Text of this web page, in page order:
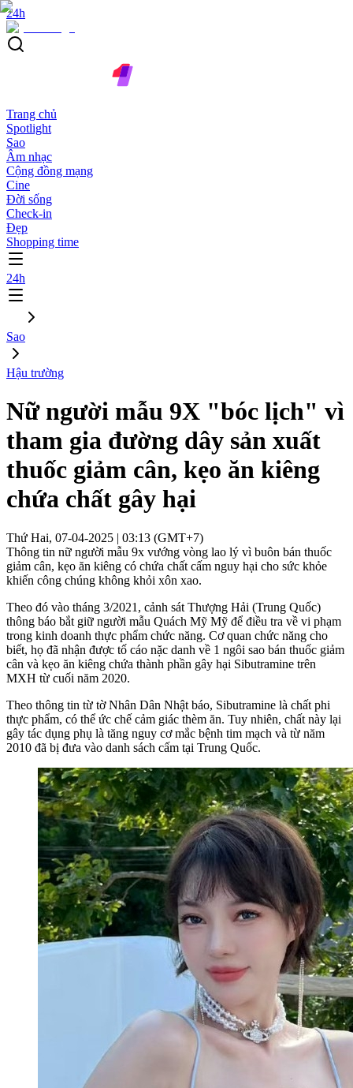
24h
Trang chủ
Spotlight
Sao
Âm nhạc
Cộng đồng mạng
Cine
Đời sống
Check-in
Đẹp
Shopping time
24h
Sao
Hậu trường
Nữ người mẫu 9X "bóc lịch" vì
tham gia đường dây sản xuất
thuốc giảm cân, kẹo ăn kiêng
chứa chất gây hại
Thứ Hai, 07-04-2025 | 03:13 (GMT+7)
Thông tin nữ người mẫu 9x vướng vòng lao lý vì buôn bán thuốc
giảm cân, kẹo ăn kiêng có chứa chất cấm nguy hại cho sức khỏe
khiến công chúng không khỏi xôn xao.
Theo đó vào tháng 3/2021, cảnh sát Thượng Hải (Trung Quốc)
thông báo bắt giữ người mẫu Quách Mỹ Mỹ để điều tra về vi phạm
trong kinh doanh thực phẩm chức năng. Cơ quan chức năng cho
biết, họ đã nhận được tố cáo nặc danh về 1 ngôi sao bán thuốc giảm
cân và kẹo ăn kiêng chứa thành phần gây hại Sibutramine trên
MXH từ cuối năm 2020.
Theo thông tin từ tờ Nhân Dân Nhật báo, Sibutramine là chất phi
thực phẩm, có thể ức chế cảm giác thèm ăn. Tuy nhiên, chất này lại
gây tác dụng phụ là tăng nguy cơ mắc bệnh tim mạch và từ năm
2010 đã bị đưa vào danh sách cấm tại Trung Quốc.